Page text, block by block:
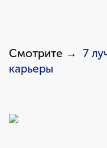
Смотрите → 7
карьеры